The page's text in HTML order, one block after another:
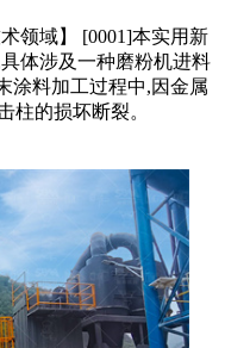
领域】 [0001]本实用新
体涉及一种磨粉机进料
涂料加工过程中,因金属
柱的损坏断裂。